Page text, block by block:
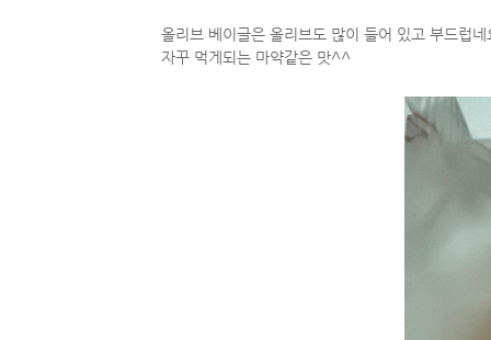
올리브 베이글은 올리브도 많이 들어 있고 부드럽네
자꾸 먹게되는 마약같은 맛^^